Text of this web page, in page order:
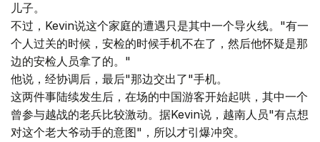
儿子。
不过，Kevin说这个家庭的遭遇只是其中一个导火线。"有一
个人过关的时候，安检的时候手机不在了，然后他怀疑是那
边的安检人员拿了的。"
他说，经协调后，最后"那边交出了"手机。
这两件事陆续发生后，在场的中国游客开始起哄，其中一个
曾参与越战的老兵比较激动。据Kevin说，越南人员"有点想
对这个老大爷动手的意图"，所以才引爆冲突。